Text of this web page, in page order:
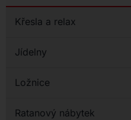
Křesla a relax
Jídelny
Ložnice
Ratanový nábytek